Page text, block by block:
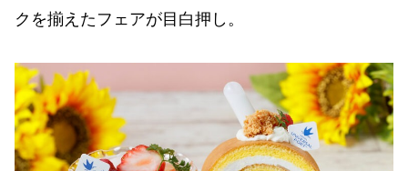
クを揃えたフェアが目白押し。